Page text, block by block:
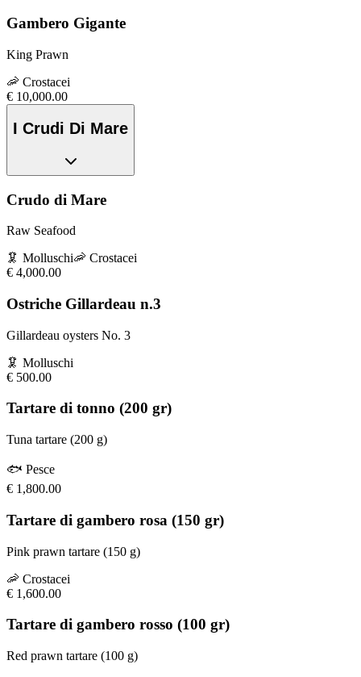
Gambero Gigante
King Prawn
🦐 Crostacei
€ 10,000.00
I Crudi Di Mare
Crudo di Mare
Raw Seafood
🦑 Molluschi🦐 Crostacei
€ 4,000.00
Ostriche Gillardeau n.3
Gillardeau oysters No. 3
🦑 Molluschi
€ 500.00
Tartare di tonno (200 gr)
Tuna tartare (200 g)
🐟 Pesce
€ 1,800.00
Tartare di gambero rosa (150 gr)
Pink prawn tartare (150 g)
🦐 Crostacei
€ 1,600.00
Tartare di gambero rosso (100 gr)
Red prawn tartare (100 g)